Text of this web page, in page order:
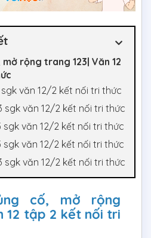
rộng trang 123| Văn 12
sgk văn 12/2 kết nối tri thức
sgk văn 12/2 kết nối tri thức
sgk văn 12/2 kết nối tri thức
sgk văn 12/2 kết nối tri thức
sgk văn 12/2 kết nối tri thức
cố, mở rộng
12 tập 2 kết nối tri